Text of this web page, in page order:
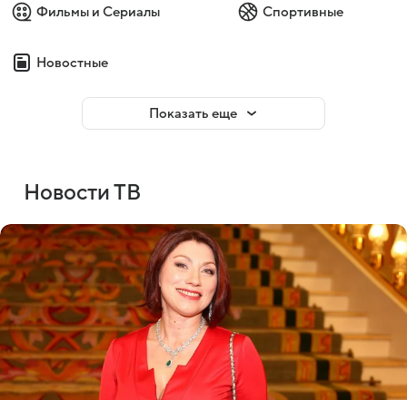
Фильмы и Сериалы Спортивные
Новостные
Показать еще
Новости ТВ